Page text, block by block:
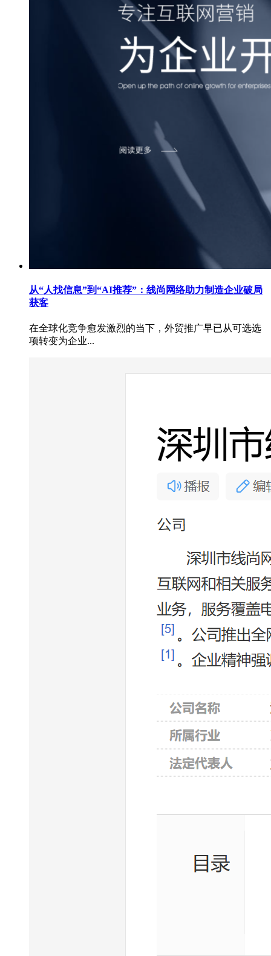
从“人找信息”到“AI推荐”：线尚网络助力制造企业破局
获客
在全球化竞争愈发激烈的当下，外贸推广早已从可选选
项转变为企业...